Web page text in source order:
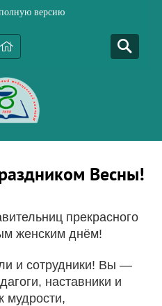
версию
Весны!
прекрасного
женским днём!
и сотрудники! Вы —
наставники и
мудрости,